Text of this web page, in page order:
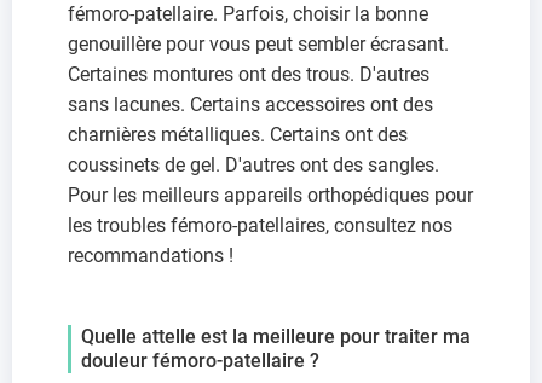
fémoro-patellaire. Parfois, choisir la bonne
genouillère pour vous peut sembler écrasant.
Certaines montures ont des trous. D'autres
sans lacunes. Certains accessoires ont des
charnières métalliques. Certains ont des
coussinets de gel. D'autres ont des sangles.
Pour les meilleurs appareils orthopédiques pour
les troubles fémoro-patellaires, consultez nos
recommandations !
Quelle attelle est la meilleure pour traiter ma
douleur fémoro-patellaire ?